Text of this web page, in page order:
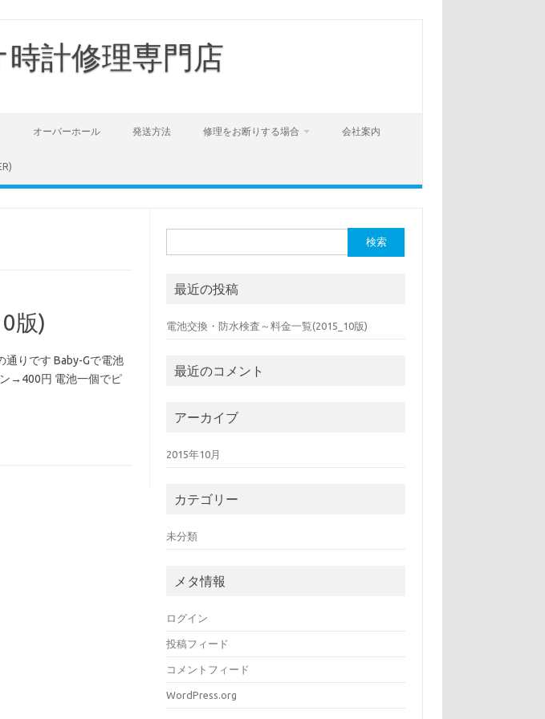
計修理専門店
オーバーホール 発送方法 修理をお断りする場合 会社案内
版)
通りです Baby-Gで電池
→400円 電池一個でピ
索:
最近の投稿
電池交換・防水検査～料金一覧(2015_10版)
最近のコメント
アーカイブ
2015年10月
カテゴリー
未分類
メタ情報
ログイン
投稿フィード
コメントフィード
WordPress.org